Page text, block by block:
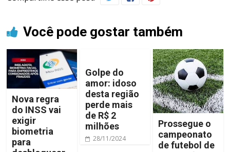
Você pode gostar também
Nova regra
do INSS vai
exigir
biometria
para
Golpe do
amor: idoso
desta região
perde mais
de R$ 2
milhões
28/11/2024
Prossegue o
campeonato
de futebol de